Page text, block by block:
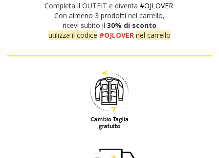
Completa il OUTFIT e diventa #OJLOVER
Con almeno 3 prodotti nel carrello,
ricevi subito il 30% di sconto
utilizza il codice #OJLOVER nel carrello